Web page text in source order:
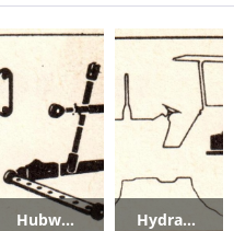
Hubwerk_Zugvorrichtung Hydraulik